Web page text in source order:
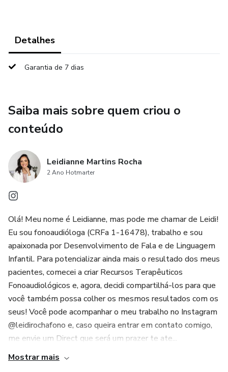
Detalhes
Garantia de 7 dias
Saiba mais sobre quem criou o
conteúdo
Leidianne Martins Rocha
2 Ano Hotmarter
Olá! Meu nome é Leidianne, mas pode me chamar de Leidi!
Eu sou fonoaudióloga (CRFa 1-16478), trabalho e sou
apaixonada por Desenvolvimento de Fala e de Linguagem
Infantil. Para potencializar ainda mais o resultado dos meus
pacientes, comecei a criar Recursos Terapêuticos
Fonoaudiológicos e, agora, decidi compartilhá-los para que
você também possa colher os mesmos resultados com os
seus! Você pode acompanhar o meu trabalho no Instagram
@leidirochafono e, caso queira entrar em contato comigo,
me envie um Direct que será um prazer te ate...
Mostrar mais